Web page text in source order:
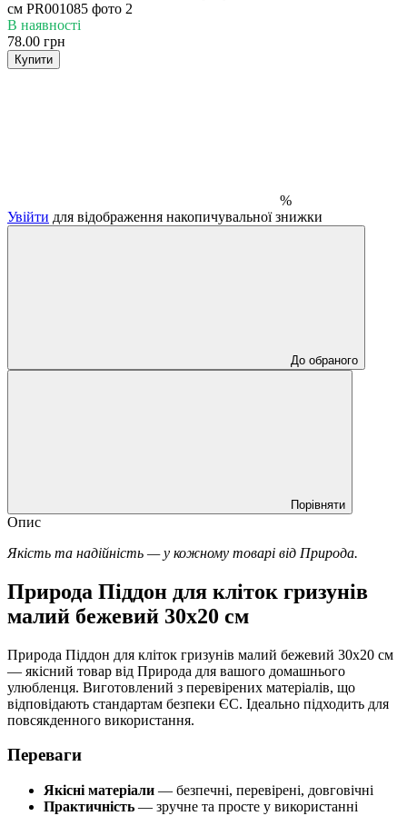
В наявності
78.00 грн
Купити
%
Увійти для відображення накопичувальної знижки
До обраного
Порівняти
Опис
Якість та надійність — у кожному товарі від Природа.
Природа Піддон для кліток гризунів
малий бежевий 30x20 см
Природа Піддон для кліток гризунів малий бежевий 30x20 см
— якісний товар від Природа для вашого домашнього
улюбленця. Виготовлений з перевірених матеріалів, що
відповідають стандартам безпеки ЄС. Ідеально підходить для
повсякденного використання.
Переваги
Якісні матеріали — безпечні, перевірені, довговічні
Практичність — зручне та просте у використанні